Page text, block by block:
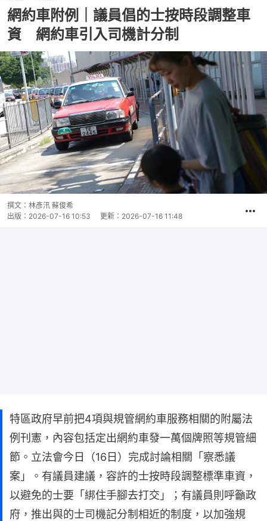
網約車附例｜議員倡的士按時段調整車
資 網約車引入司機計分制
撰文： 林彥汛 蘇俊希
出版： 2026-07-16 10:53 更新： 2026-07-16 11:48
特區政府早前把4項與規管網約車服務相關的附屬法
例刊憲，內容包括定出網約車發一萬個牌照等規管細
節。立法會今日（16日）完成討論相關「察悉議
案」。有議員建議，容許的士按時段調整標準車資，
以避免的士要「綁住手腳去打交」；有議員則呼籲政
府，推出與的士司機記分制相近的制度，以加強規